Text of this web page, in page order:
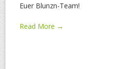
Euer Blunzn-Team!
Read More →